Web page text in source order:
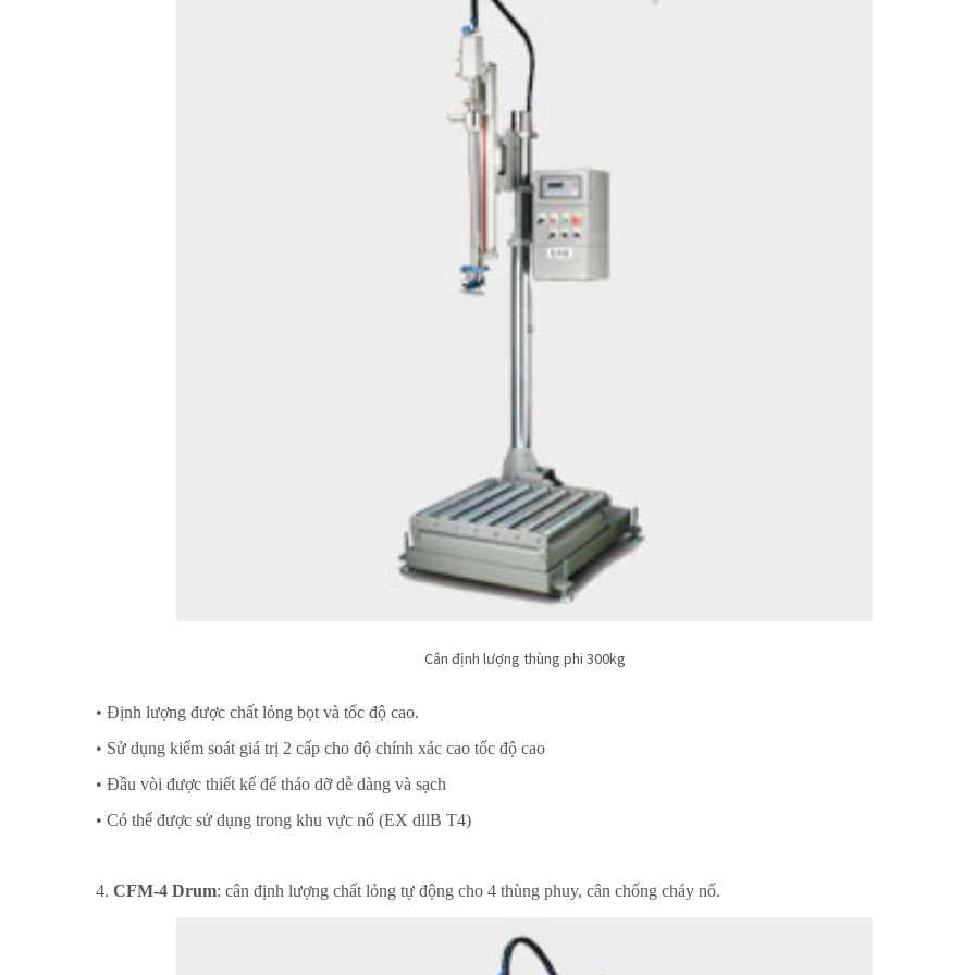
Cân định lượng thùng phi 300kg
• Định lượng được chất lỏng bọt và tốc độ cao.
• Sử dụng kiểm soát giá trị 2 cấp cho độ chính xác cao tốc độ cao
• Đầu vòi được thiết kế để tháo dỡ dễ dàng và sạch
• Có thể được sử dụng trong khu vực nổ (EX dllB T4)
4. CFM-4 Drum: cân định lượng chất lỏng tự động cho 4 thùng phuy, cân chống cháy nổ.